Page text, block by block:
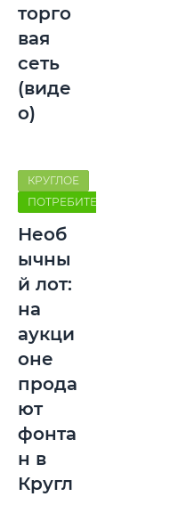
торго
вая
сеть
(виде
о)
КРУГЛОЕ
ПОТРЕБИТЕЛЬ
Необ
ычны
й лот:
на
аукци
оне
прода
ют
фонта
н в
Кругл